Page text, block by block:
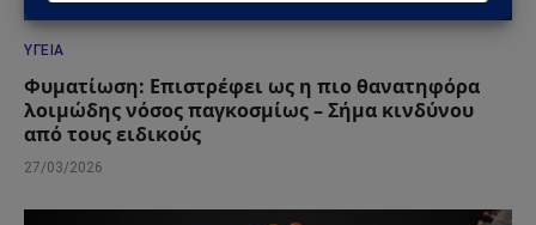
ΥΓΕΊΑ
Φυματίωση: Επιστρέφει ως η πιο θανατηφόρα
λοιμώδης νόσος παγκοσμίως – Σήμα κινδύνου
από τους ειδικούς
27/03/2026